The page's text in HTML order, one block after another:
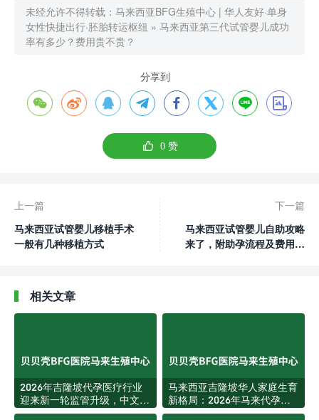
未经允许不得转载： 马来西亚BFG生殖中心 | 华人友好·单身
女性快捷出行·胚胎转运枢纽 » 马来西亚第三代试管婴儿成功
率有多少？费用贵不贵？
分享到
       
 0赞
上一篇
马来西亚试管婴儿移植手术
一般有几种移植方式
下一篇
马来西亚试管婴儿自助攻略
来了，附助孕流程及费用预
相关文章
2026年吉隆坡代孕医疗行业
迎来新一轮监管升级，中文家
庭获客环境更加透明规范
马来西亚吉隆坡华人家庭生育
新格局：2026年马来代孕服
务迎来结构性升级